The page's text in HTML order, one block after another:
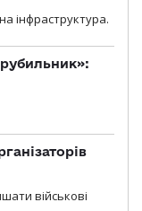
інфраструктура.
військові